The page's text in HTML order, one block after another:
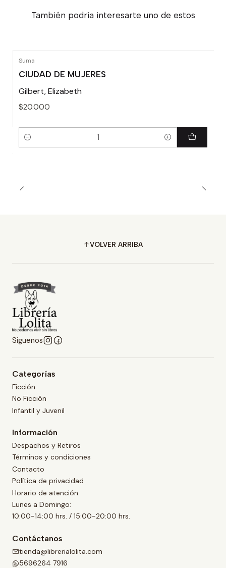
También podría interesarte uno de estos
Suma
CIUDAD DE MUJERES
Gilbert, Elizabeth
$20.000
Cantidad
VOLVER ARRIBA
Síguenos
Categorías
Ficción
No Ficción
Infantil y Juvenil
Información
Despachos y Retiros
Términos y condiciones
Contacto
Política de privacidad
Horario de atención:
Lunes a Domingo:
10:00-14:00 hrs. / 15:00-20:00 hrs.
Contáctanos
tienda@librerialolita.com
5696264 7916